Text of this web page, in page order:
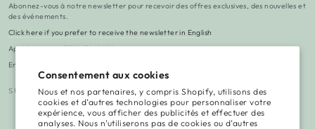
Consentement aux cookies
Nous et nos partenaires, y compris Shopify, utilisons des
cookies et d’autres technologies pour personnaliser votre
expérience, vous afficher des publicités et effectuer des
analyses. Nous n’utiliserons pas de cookies ou d’autres
email
ici
Abonnez-vous à notre newsletter pour recevoir des offres exclusives, des nouvelles et
des événements.
Click here if you prefer to receive the newsletter in English
Appelez-nous : (514) 418-8498
Envoyez-nous un e-mail : hello@vgambiome.com
SUIVEZ-NOUS
FacebookInstagram
TikTok LinkedInYouTube